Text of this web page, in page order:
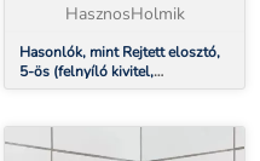
HasznosHolmik
Hasonlók, mint Rejtett elosztó,
5-ös (felnyíló kivitel,
szálcsiszolt)